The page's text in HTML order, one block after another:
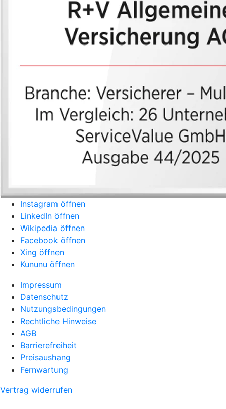
Instagram öffnen
LinkedIn öffnen
Wikipedia öffnen
Facebook öffnen
Xing öffnen
Kununu öffnen
Impressum
Datenschutz
Nutzungsbedingungen
Rechtliche Hinweise
AGB
Barrierefreiheit
Preisaushang
Fernwartung
Vertrag widerrufen